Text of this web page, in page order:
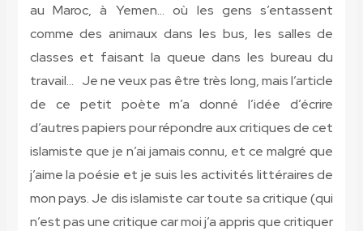
au Maroc, à Yemen… où les gens s’entassent
comme des animaux dans les bus, les salles de
classes et faisant la queue dans les bureau du
travail… Je ne veux pas être très long, mais l’article
de ce petit poète m’a donné l’idée d’écrire
d’autres papiers pour répondre aux critiques de cet
islamiste que je n’ai jamais connu, et ce malgré que
j’aime la poésie et je suis les activités littéraires de
mon pays. Je dis islamiste car toute sa critique (qui
n’est pas une critique car moi j’a appris que critiquer